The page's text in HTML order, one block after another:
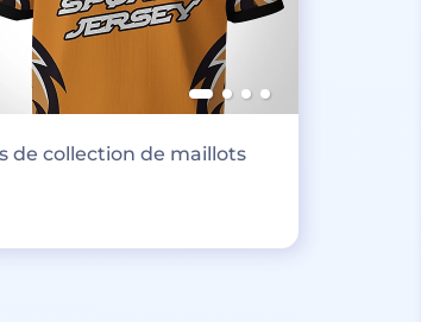
de collection de maillots